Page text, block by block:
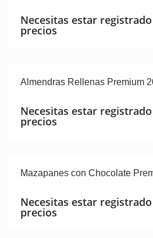
Necesitas estar
precios
Almendras Rellenas Premium
Necesitas estar
precios
Mazapanes con Chocolate
Necesitas estar
precios